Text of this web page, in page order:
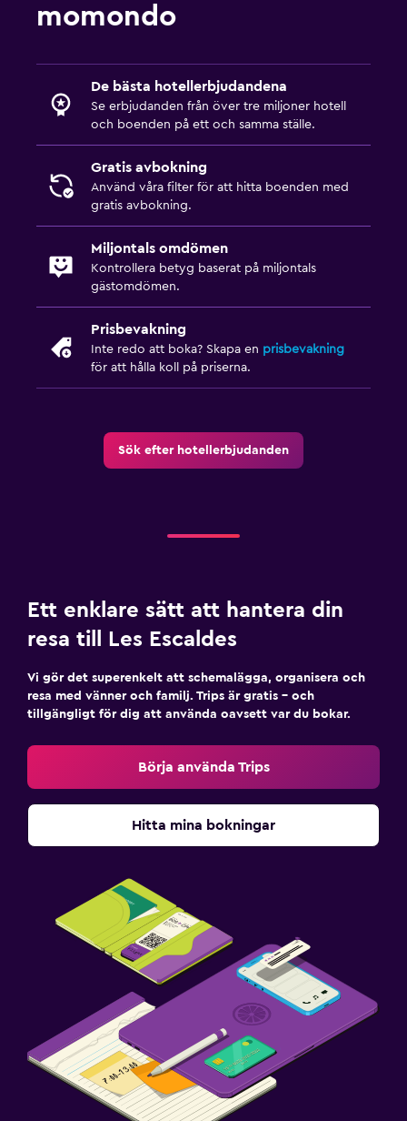
momondo
De bästa hotellerbjudandena
Se erbjudanden från över tre miljoner hotell
och boenden på ett och samma ställe.
Gratis avbokning
Använd våra filter för att hitta boenden med
gratis avbokning.
Miljontals omdömen
Kontrollera betyg baserat på miljontals
gästomdömen.
Prisbevakning
Inte redo att boka? Skapa en prisbevakning
för att hålla koll på priserna.
Sök efter hotellerbjudanden
Ett enklare sätt att hantera din
resa till Les Escaldes
Vi gör det superenkelt att schemalägga, organisera och
resa med vänner och familj. Trips är gratis – och
tillgängligt för dig att använda oavsett var du bokar.
Börja använda Trips
Hitta mina bokningar